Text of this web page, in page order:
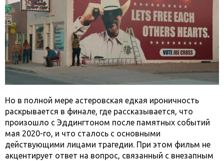
Но в полной мере астеровская едкая ироничность
раскрывается в финале, где рассказывается, что
произошло с Эддингтоном после памятных событий
мая 2020-го, и что сталось с основными
действующими лицами трагедии. При этом фильм не
акцентирует ответ на вопрос, связанный с внезапным